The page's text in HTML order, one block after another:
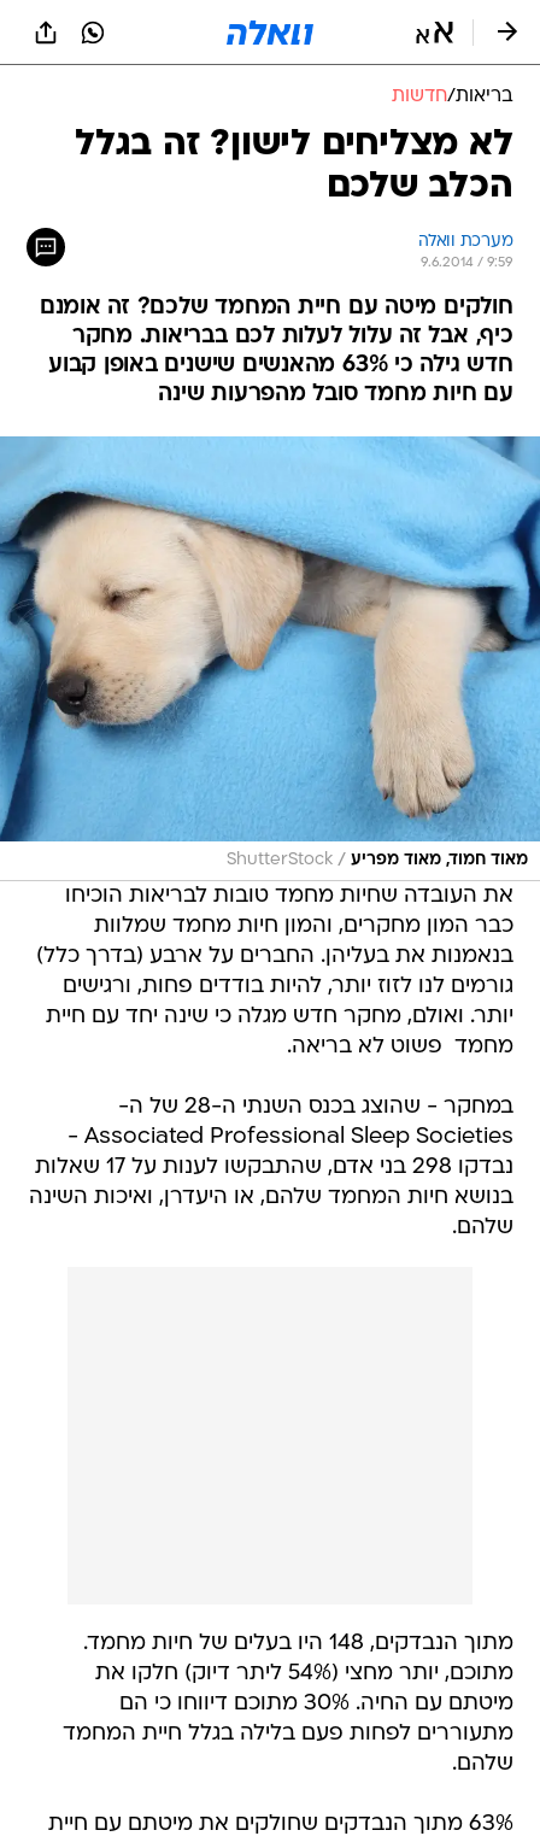
בריאות/חדשות
לא מצליחים לישון? זה בגלל
הכלב שלכם
מערכת וואלה
9.6.2014 / 9:59
חולקים מיטה עם חיית המחמד שלכם? זה אומנם
כיף, אבל זה עלול לעלות לכם בבריאות. מחקר
חדש גילה כי 63% מהאנשים שישנים באופן קבוע
עם חיות מחמד סובל מהפרעות שינה
מאוד חמוד, מאוד מפריע /
ShutterStock
את העובדה שחיות מחמד טובות לבריאות הוכיחו
כבר המון מחקרים, והמון חיות מחמד שמלוות
בנאמנות את בעליהן. החברים על ארבע (בדרך כלל)
גורמים לנו לזוז יותר, להיות בודדים פחות, ורגישים
יותר. ואולם, מחקר חדש מגלה כי שינה יחד עם חיית
מחמד  פשוט לא בריאה.
במחקר - שהוצג בכנס השנתי ה-28 של ה-
Associated Professional Sleep Societies -
נבדקו 298 בני אדם, שהתבקשו לענות על 17 שאלות
בנושא חיות המחמד שלהם, או היעדרן, ואיכות השינה
שלהם.
מתוך הנבדקים, 148 היו בעלים של חיות מחמד.
מתוכם, יותר מחצי (54% ליתר דיוק) חלקו את
מיטתם עם החיה. 30% מתוכם דיווחו כי הם
מתעוררים לפחות פעם בלילה בגלל חיית המחמד
שלהם.
63% מתוך הנבדקים שחולקים את מיטתם עם חיית